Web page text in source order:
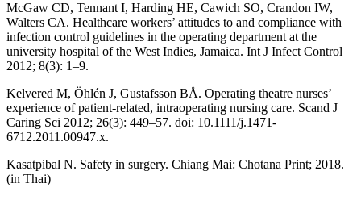
McGaw CD, Tennant I, Harding HE, Cawich SO, Crandon IW,
Walters CA. Healthcare workers’ attitudes to and compliance with
infection control guidelines in the operating department at the
university hospital of the West Indies, Jamaica. Int J Infect Control
2012; 8(3): 1–9.
Kelvered M, Öhlén J, Gustafsson BÅ. Operating theatre nurses’
experience of patient-related, intraoperating nursing care. Scand J
Caring Sci 2012; 26(3): 449–57. doi: 10.1111/j.1471-
6712.2011.00947.x.
Kasatpibal N. Safety in surgery. Chiang Mai: Chotana Print; 2018.
(in Thai)